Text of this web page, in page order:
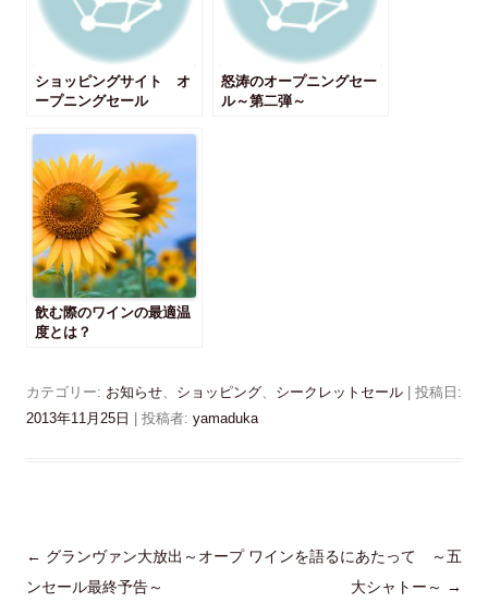
ク
ッ
ク
て
く
だ
い
(
新
し
い
ウ
ィ
ン
ド
ウ
で
開
き
ま
す
有
(
し
い
ウ
ィ
ウ
開
き
ま
す
)
ショッピングサイト オ
ープニングセール
怒涛のオープニングセー
ル～第二弾～
飲む際のワインの最適温
度とは？
カテゴリー: お知らせ ショッピング シークレットセール | 投稿日:
2013年11月25日
投稿者: yamaduka
投
稿
← グランヴァン大放出～オープ
ンセール最終予告～
ワインを語るにあたって ～五
大シャトー～ →